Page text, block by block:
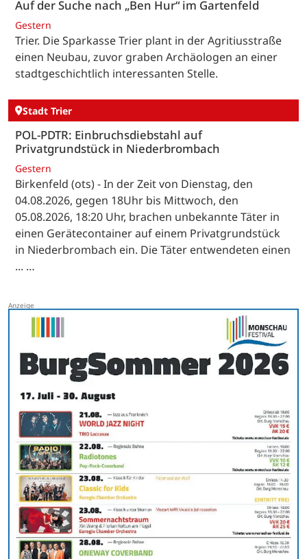
Auf der Suche nach „Ben Hur“ im Gartenfeld
Gestern
Trier. Die Sparkasse Trier plant in der Agritiusstraße
einen Neubau, zuvor graben Archäologen an einer
stadtgeschichtlich interessanten Stelle.
Stadt Trier
POL-PDTR: Einbruchsdiebstahl auf
Privatgrundstück in Niederbrombach
Gestern
Birkenfeld (ots) - In der Zeit von Dienstag, den
04.08.2026, gegen 18Uhr bis Mittwoch, den
05.08.2026, 18:20 Uhr, brachen unbekannte Täter in
einen Gerätecontainer auf einem Privatgrundstück
in Niederbrombach ein. Die Täter entwendeten einen
... …